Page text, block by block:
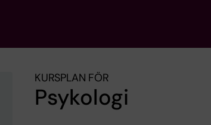
KURSPLAN FÖR
Psykologi